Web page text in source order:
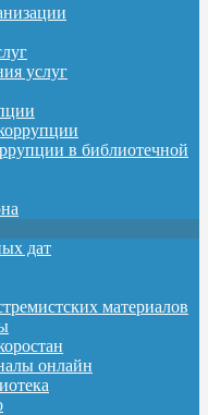
услуг
в библиотечной
дат
материалов
онлайн